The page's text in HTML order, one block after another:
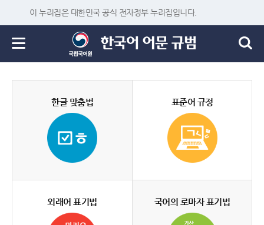
이 누리집은 대한민국 공식 전자정부 누리집입니다.
한글 맞춤법 표준어 규정
외래어 표기법 국어의 로마자 표기법